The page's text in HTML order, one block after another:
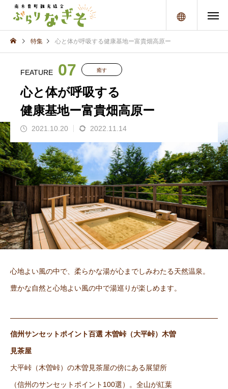
メニュー
特集 心と体が呼吸する健康基地ー富貴畑高原ー
FEATURE 07 癒す
心と体が呼吸する
健康基地ー富貴畑高原ー
2021.10.20 2022.11.14
心地よい風の中で、柔らかな湯が心までしみわたる天然温泉。
豊かな自然と心地よい風の中で湯巡りが楽しめます。
信州サンセットポイント百選 木曽峠（大平峠）木曽
見茶屋
大平峠（木曽峠）の木曽見茶屋の傍にある展望所
（信州のサンセットポイント100選）。全山が紅葉